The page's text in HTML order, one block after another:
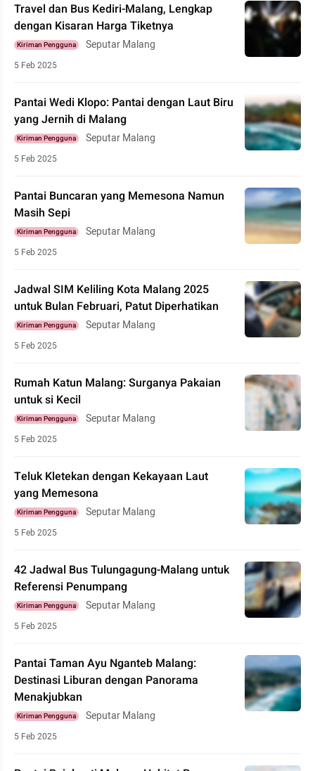
Travel dan Bus Kediri-Malang, Lengkap
dengan Kisaran Harga Tiketnya
Kiriman Pengguna Seputar Malang
5 Feb 2025
Pantai Wedi Klopo: Pantai dengan Laut Biru
yang Jernih di Malang
Kiriman Pengguna Seputar Malang
5 Feb 2025
Pantai Buncaran yang Memesona Namun
Masih Sepi
Kiriman Pengguna Seputar Malang
5 Feb 2025
Jadwal SIM Keliling Kota Malang 2025
untuk Bulan Februari, Patut Diperhatikan
Kiriman Pengguna Seputar Malang
5 Feb 2025
Rumah Katun Malang: Surganya Pakaian
untuk si Kecil
Kiriman Pengguna Seputar Malang
5 Feb 2025
Teluk Kletekan dengan Kekayaan Laut
yang Memesona
Kiriman Pengguna Seputar Malang
5 Feb 2025
42 Jadwal Bus Tulungagung-Malang untuk
Referensi Penumpang
Kiriman Pengguna Seputar Malang
5 Feb 2025
Pantai Taman Ayu Nganteb Malang:
Destinasi Liburan dengan Panorama
Menakjubkan
Kiriman Pengguna Seputar Malang
5 Feb 2025